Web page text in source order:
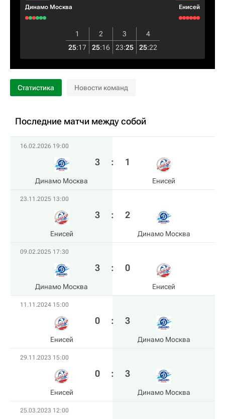
Динамо Москва Енисей
1 2 3
4
25:17 25:16 23:25 25:22
Статистика Новости команд
Последние матчи между собой
16.02.2026 19:00
Динамо Москва
3 : 1
Енисей
23.11.2025 13:00
Енисей
3 : 2
Динамо Москва
09.02.2025 17:30
Динамо Москва
3 : 0
Енисей
11.11.2024 15:00
Енисей
0 : 3
Динамо Москва
29.11.2023 15:00
Енисей
0 : 3
Динамо Москва
25.03.2023 12:00